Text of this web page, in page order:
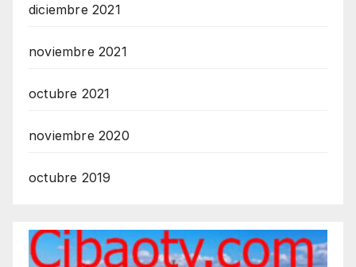
diciembre 2021
noviembre 2021
octubre 2021
noviembre 2020
octubre 2019